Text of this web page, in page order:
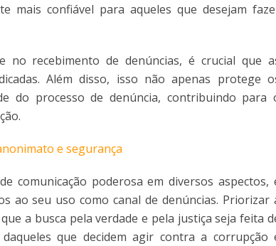
mais confiável para aqueles que desejam
no recebimento de denúncias, é crucial que
Além disso, isso não apenas protege
do processo de denúncia, contribuindo para
e segurança
comunicação poderosa em diversos aspectos,
ao seu uso como canal de denúncias. Priorizar
a busca pela verdade e pela justiça seja feita
que decidem agir contra a corrupção